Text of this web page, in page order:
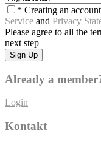
* Creating an
Service and Privacy
Please agree to all the
next step
Already a
Login
Kontakt